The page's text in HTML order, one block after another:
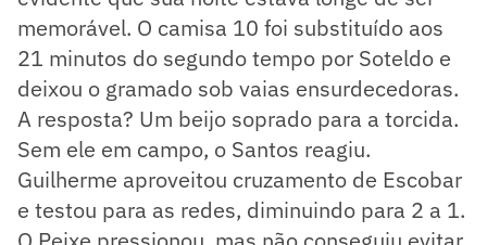
memorável. O camisa 10 foi substituído aos
21 minutos do segundo tempo por Soteldo e
deixou o gramado sob vaias ensurdecedoras.
A resposta? Um beijo soprado para a torcida.
Sem ele em campo, o Santos reagiu.
Guilherme aproveitou cruzamento de Escobar
e testou para as redes, diminuindo para 2 a 1.